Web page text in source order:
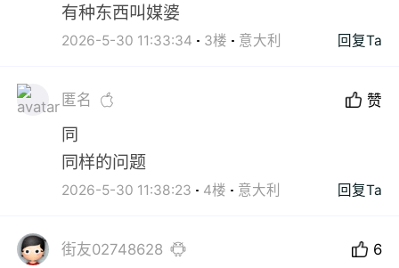
有种东西叫媒婆
2026-5-30 11:33:34 3楼 意大利 回复Ta
匿名 赞
同
同样的问题
2026-5-30 11:38:23 4楼 意大利 回复Ta
街友02748628 6